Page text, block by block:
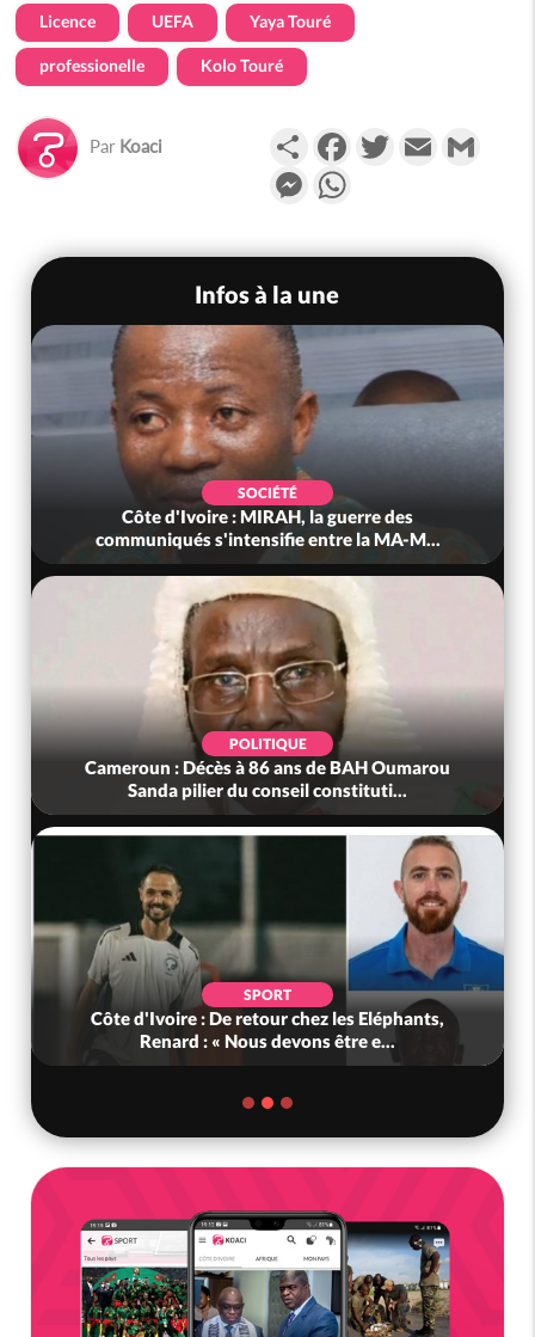
Licence UEFA Yaya Touré
professionelle Kolo Touré
Par Koaci PartagerFacebookTwitterEmail
Messenger
Infos à la une
SOCIÉTÉ
Côte d'Ivoire : MIRAH, la guerre des
communiqués s'intensifie entre la MA-M...
POLITIQUE
Cameroun : Décès à 86 ans de BAH Oumarou
Sanda pilier du conseil constituti...
SPORT
Côte d'Ivoire : De retour chez les Eléphants,
Renard : « Nous devons être e...